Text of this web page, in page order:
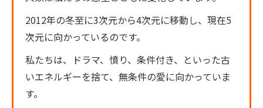
2012年の冬至に3次元から4次元に移動し、現在5
次元に向かっているのです。
私たちは、ドラマ、憤り、条件付き、といった古
いエネルギーを捨て、無条件の愛に向かっていま
す。